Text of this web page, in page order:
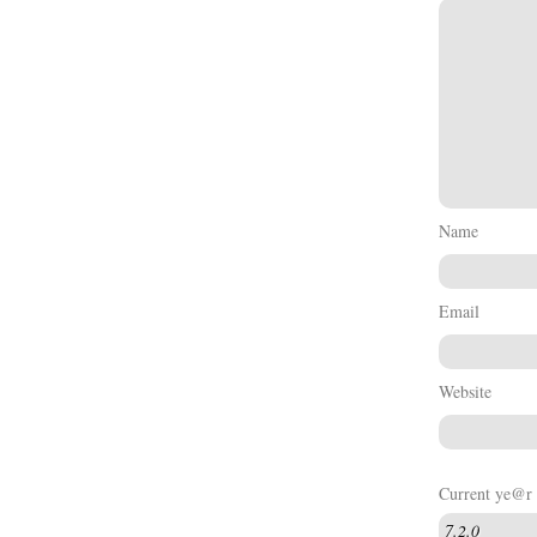
Name
Email
Website
Current ye@r